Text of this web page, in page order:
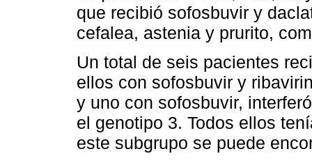
que recibió sofosbuvir y
cefalea, astenia y prurito,
Un total de seis pacientes
ellos con sofosbuvir y
y uno con sofosbuvir,
el genotipo 3. Todos ellos
este subgrupo se puede